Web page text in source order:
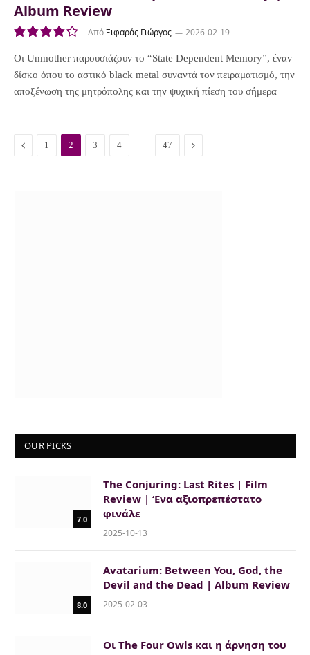
Album Review
8.5
ΑπόΞιφαράς Γιώργος 2026-02-19
Οι Unmother παρουσιάζουν το “State Dependent Memory”, έναν
δίσκο όπου το αστικό black metal συναντά τον πειραματισμό, την
αποξένωση της μητρόπολης και την ψυχική πίεση του σήμερα
P
1 2 3 4 … 47
N
OUR PICKS
7.0
The Conjuring: Last Rites | Film
Review | ‘Ενα αξιοπρεπέστατο
φινάλε
2025-10-13
8.0
Avatarium: Between You, God, the
Devil and the Dead | Album Review
2025-02-03
Οι The Four Owls και η άρνηση του